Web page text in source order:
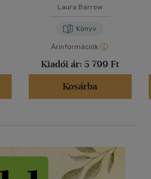
Laura Barrow
Könyv
Árinformációk
Kiadói ár: 5 799 Ft
Kosárba